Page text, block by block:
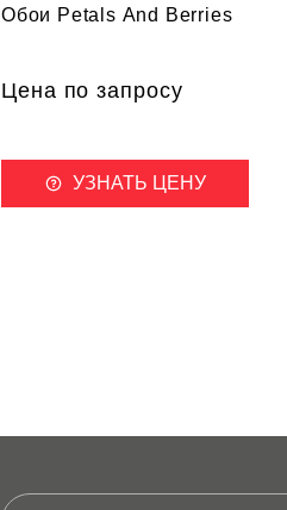
Обои Petals And Berries
Цена по запросу
УЗНАТЬ ЦЕНУ